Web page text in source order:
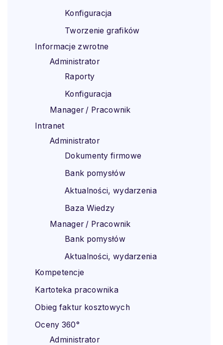
Konfiguracja
Tworzenie grafików
Informacje zwrotne
Administrator
Raporty
Konfiguracja
Manager / Pracownik
Intranet
Administrator
Dokumenty firmowe
Bank pomysłów
Aktualności, wydarzenia
Baza Wiedzy
Manager / Pracownik
Bank pomysłów
Aktualności, wydarzenia
Kompetencje
Kartoteka pracownika
Obieg faktur kosztowych
Oceny 360°
Administrator